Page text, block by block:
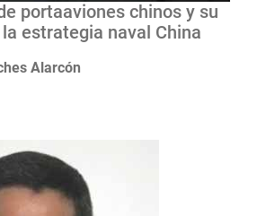
portaaviones chinos y su
estrategia naval China
Alarcón